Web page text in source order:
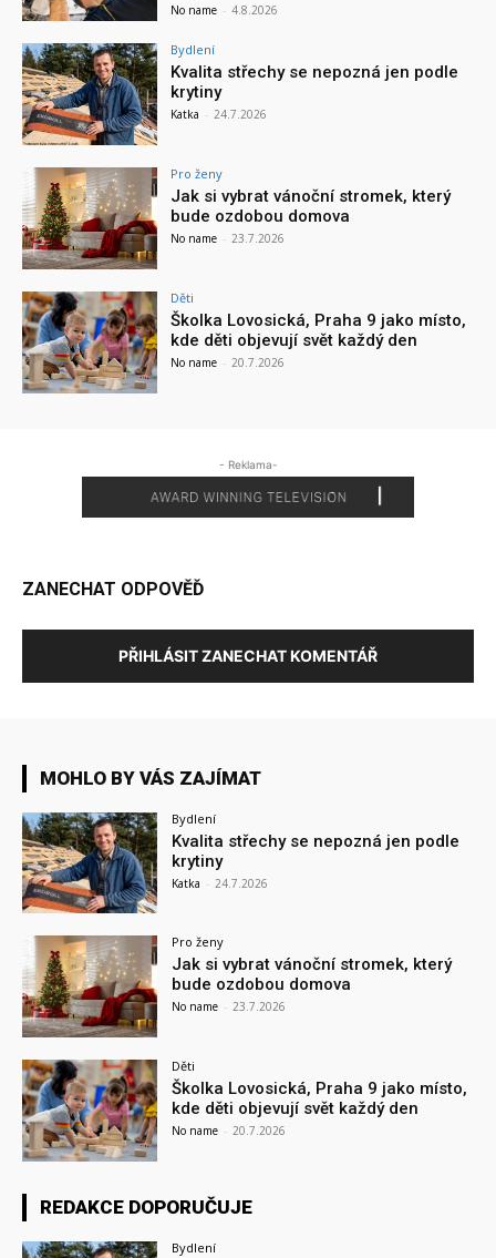
No name - 4.8.2026
Bydlení
Kvalita střechy se nepozná jen podle
krytiny
Katka - 24.7.2026
Pro ženy
Jak si vybrat vánoční stromek, který
bude ozdobou domova
No name - 23.7.2026
Děti
Školka Lovosická, Praha 9 jako místo,
kde děti objevují svět každý den
No name - 20.7.2026
- Reklama-
ZANECHAT ODPOVĚĎ
PŘIHLÁSIT ZANECHAT KOMENTÁŘ
MOHLO BY VÁS ZAJÍMAT
Bydlení
Kvalita střechy se nepozná jen podle
krytiny
Katka - 24.7.2026
Pro ženy
Jak si vybrat vánoční stromek, který
bude ozdobou domova
No name - 23.7.2026
Děti
Školka Lovosická, Praha 9 jako místo,
kde děti objevují svět každý den
No name - 20.7.2026
REDAKCE DOPORUČUJE
Bydlení